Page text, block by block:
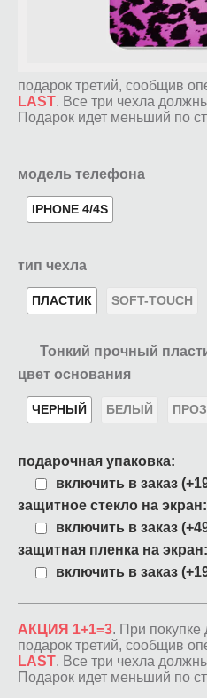
подарок третий, сообщив
LAST. Все три чехла
Подарок идет меньший по
модель телефона
IPHONE 4/4S
тип чехла
ПЛАСТИК SOFT-TOUCH
Тонкий прочный
цвет основания
ЧЕРНЫЙ БЕЛЫЙ
подарочная упаковка:
включить в заказ
защитное стекло на экран:
включить в заказ
защитная пленка на экран:
включить в заказ
АКЦИЯ 1+1=3. При покупке
подарок третий, сообщив
LAST. Все три чехла
Подарок идет меньший по